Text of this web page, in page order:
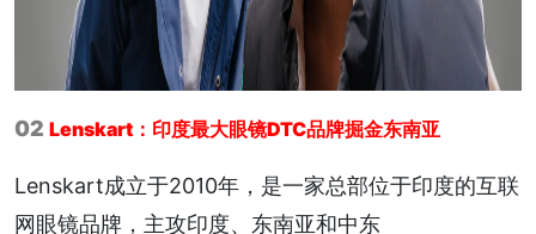
02 Lenskart：印度最大眼镜DTC品牌掘金东南亚
Lenskart成立于2010年，是一家总部位于印度的互联
网眼镜品牌，主攻印度、东南亚和中东